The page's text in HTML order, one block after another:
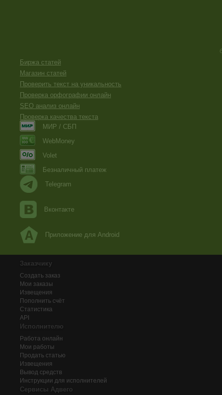
Биржа статей
Магазин статей
Проверить текст на уникальность
Проверка орфографии онлайн
SEO анализ онлайн
Проверка качества текста
МИР / СБП
WebMoney
Volet
Безналичный платеж
Telegram
Вконтакте
Приложение для Android
Заказчику
Создать заказ
Мои заказы
Извещения
Пополнить счёт
Статистика
API
Исполнителю
Работа онлайн
Мои работы
Продать статью
Извещения
Вывод средств
Инструкции для исполнителей
Сервисы Адвего